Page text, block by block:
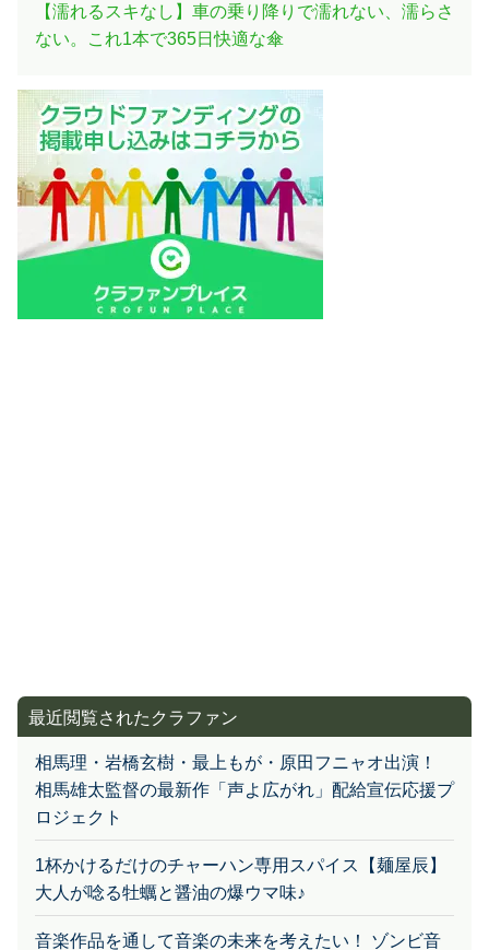
【濡れるスキなし】車の乗り降りで濡れない、濡らさ
ない。これ1本で365日快適な傘
最近閲覧されたクラファン
相馬理・岩橋玄樹・最上もが・原田フニャオ出演！
相馬雄太監督の最新作「声よ広がれ」配給宣伝応援プ
ロジェクト
1杯かけるだけのチャーハン専用スパイス【麺屋辰】
大人が唸る牡蠣と醤油の爆ウマ味♪
音楽作品を通して音楽の未来を考えたい！ ゾンビ音